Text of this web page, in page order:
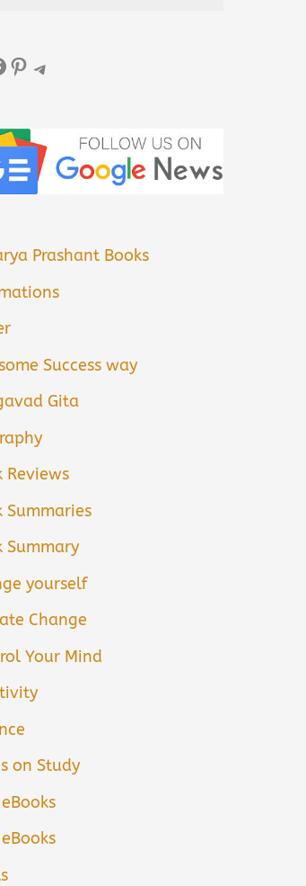
Pinterest Telegram
Prashant Books
Success way
Gita
Reviews
Summaries
Summary
yourself
Change
Your Mind
on Study